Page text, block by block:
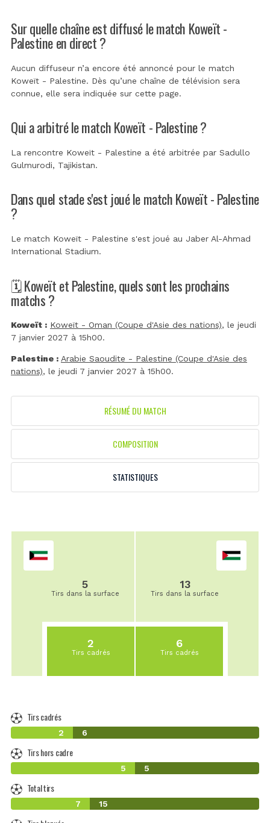
Sur quelle chaîne est diffusé le match Koweït -
Palestine en direct ?
Aucun diffuseur n’a encore été annoncé pour le match
Koweït - Palestine. Dès qu’une chaîne de télévision sera
connue, elle sera indiquée sur cette page.
Qui a arbitré le match Koweït - Palestine ?
La rencontre Koweït - Palestine a été arbitrée par Sadullo
Gulmurodi, Tajikistan.
Dans quel stade s'est joué le match Koweït - Palestine
?
Le match Koweït - Palestine s'est joué au Jaber Al-Ahmad
International Stadium.
🗓️ Koweït et Palestine, quels sont les prochains
matchs ?
Koweït : Koweït - Oman (Coupe d'Asie des nations), le jeudi
7 janvier 2027 à 15h00.
Palestine : Arabie Saoudite - Palestine (Coupe d'Asie des
nations), le jeudi 7 janvier 2027 à 15h00.
RÉSUMÉ DU MATCH
COMPOSITION
STATISTIQUES
5
Tirs dans la surface
2
Tirs cadrés
13
Tirs dans la surface
6
Tirs cadrés
Tirs cadrés
2 6
Tirs hors cadre
5 5
Total tirs
7 15